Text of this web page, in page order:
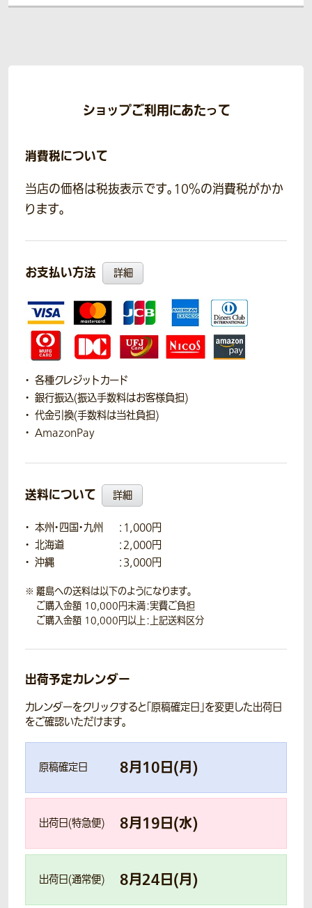
ショップご利用にあたって
消費税について
当店の価格は税抜表示です。10％の消費税がかか
ります。
お支払い方法 詳細
各種クレジットカード
銀行振込(振込手数料はお客様負担)
代金引換(手数料は当社負担)
AmazonPay
送料について 詳細
本州・四国・九州
：1,000円
北海道
：2,000円
沖縄
：3,000円
離島への送料は以下のようになります。
ご購入金額 10,000円未満：実費ご負担
ご購入金額 10,000円以上：上記送料区分
出荷予定カレンダー
カレンダーをクリックすると「原稿確定日」を変更した出荷日
をご確認いただけます。
原稿確定日 8月10日(月)
出荷日(特急便) 8月19日(水)
出荷日(通常便) 8月24日(月)